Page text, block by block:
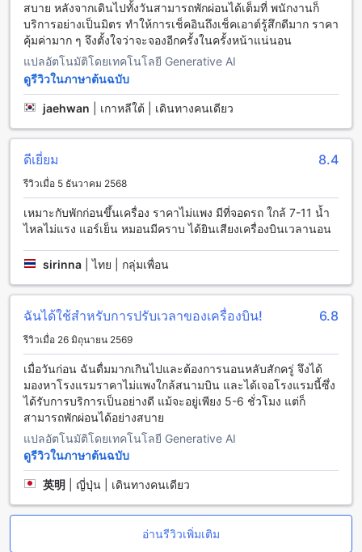
ห้องพักหลากหลายสไตล์ที่ โอโย 512 พลาย แอนด์ เฮิร์บ
สุวรรณภูมิ แอร์พอร์ต
ที่ โอโย 512 พลาย แอนด์ เฮิร์บ สุวรรณภูมิ แอร์พอร์ต คุณ
สามารถเลือกพักในห้องหลากหลายประเภทที่ตอบโจทย์ความ
ต้องการของคุณได้อย่างลงตัว ไม่ว่าจะเป็น Deluxe King Room
with Balcony ขนาด 28 ตารางเมตร พร้อมเตียงคิงไซส์ที่ให้ความ
Balcony ที่มาพร้อมเตียงเดี่ยวสองเตียง เหมาะสำหรับกลุ่มเพื่อน
หรือครอบครัวเล็ก ๆ นอกจากนี้ยังมี Deluxe Triple Room with
เตียงคิงไซส์ และ Basic Double Room ที่มีขนาด 28 ตารางเมตร
เหมาะสำหรับผู้ที่มองหาความเรียบง่ายและคุ้มค่าในการพักผ่อน
การจองห้องพักผ่าน Agoda จะทำให้คุณได้รับราคาที่ดีที่สุด พร้อม
ประสบการณ์จองที่ง่ายและไร้ความยุ่งยาก ด้วยระบบที่รวดเร็ว
และปลอดภัย คุณจะมั่นใจได้ว่าการวางแผนเข้าพักของคุณจะเป็น
ไปอย่างราบรื่นและสะดวกที่สุด พร้อมทั้งสามารถเปรียบเทียบตัว
เลือกและโปรโมชั่นต่าง ๆ ได้อย่างครบถ้วน เพื่อให้คุณได้พักผ่อน
สนามบินสุวรรณภูมิ: ประตูเข้าเมืองกรุงเทพฯและทางเชื่อมโยงที่
สนามบินสุวรรณภูมิเป็นสนามบินที่ใหญ่ที่สุดและสำคัญที่สุดใน
ประเทศไทย ตั้งอยู่ห่างจากกรุงเทพฯเพียง 25 กิโลเมตร สนามบินนี้
เป็นประตูเข้าเมืองกรุงเทพฯและเป็นทางเชื่อมโยงที่สำคัญสำหรับ
การเดินทางทั้งในประเทศและต่างประเทศ
สนามบินสุวรรณภูมิมีความสะดวกสบายและครอบคลุมทุกความ
ต้องการของผู้เดินทาง มีห้าเทอร์มินอลที่ให้บริการตลอด 24
ชั่วโมง ร้านอาหารและร้านค้ามากมาย ทั้งนี้ยังมีโรงแรมหลาย
แห่งใกล้เคียงสนามบินที่พร้อมให้บริการผู้เดินทางที่มาถึงหรือออก
จากกรุงเทพฯ
สบาย หลังจากเดินไปทั้งวันสามารถพักผ่อนได้เต็มที่ พนักงานก็
บริการอย่างเป็นมิตร ทำให้การเช็คอินถึงเช็คเอาต์รู้สึกดีมาก ราคา
คุ้มค่ามาก ๆ จึงตั้งใจว่าจะจองอีกครั้งในครั้งหน้าแน่นอน
แปลอัตโนมัติโดยเทคโนโลยี Generative AI
ดูรีวิวในภาษาต้นฉบับ
jaehwan เกาหลีใต้ | เดินทางคนเดียว
ดีเยี่ยม 8.4
รีวิวเมื่อ 5 ธันวาคม 2568
เหมาะกับพักก่อนขึ้นเครื่อง ราคาไม่แพง มีที่จอดรถ ใกล้ 7-11 น้ำ
ไหลไม่แรง แอร์เย็น หมอนมีคราบ ได้ยินเสียงเครื่องบินเวลานอน
sirinna |ไทย | กลุ่มเพื่อน
ฉันได้ใช้สำหรับการปรับเวลาของเครื่องบิน! 6.8
รีวิวเมื่อ 26 มิถุนายน 2569
เมื่อวันก่อน ฉันดื่มมากเกินไปและต้องการนอนหลับสักครู่ จึงได้
มองหาโรงแรมราคาไม่แพงใกล้สนามบิน และได้เจอโรงแรมนี้ซึ่ง
ได้รับการบริการเป็นอย่างดี แม้จะอยู่เพียง 5-6 ชั่วโมง แต่ก็
สามารถพักผ่อนได้อย่างสบาย
แปลอัตโนมัติโดยเทคโนโลยี Generative AI
ดูรีวิวในภาษาต้นฉบับ
英明 ญี่ปุ่น | เดินทางคนเดียว
อ่านรีวิวเพิ่มเติม